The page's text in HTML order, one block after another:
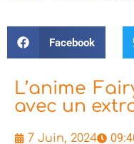
Facebook
L’anime
avec un
7 Juin, 2024